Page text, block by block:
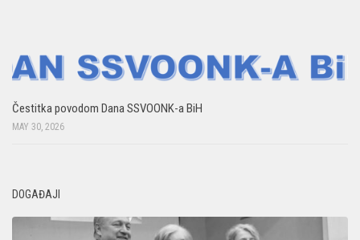
Čestitka povodom Dana SSVOONK-a BiH
MAY 30, 2026
DOGAĐAJI